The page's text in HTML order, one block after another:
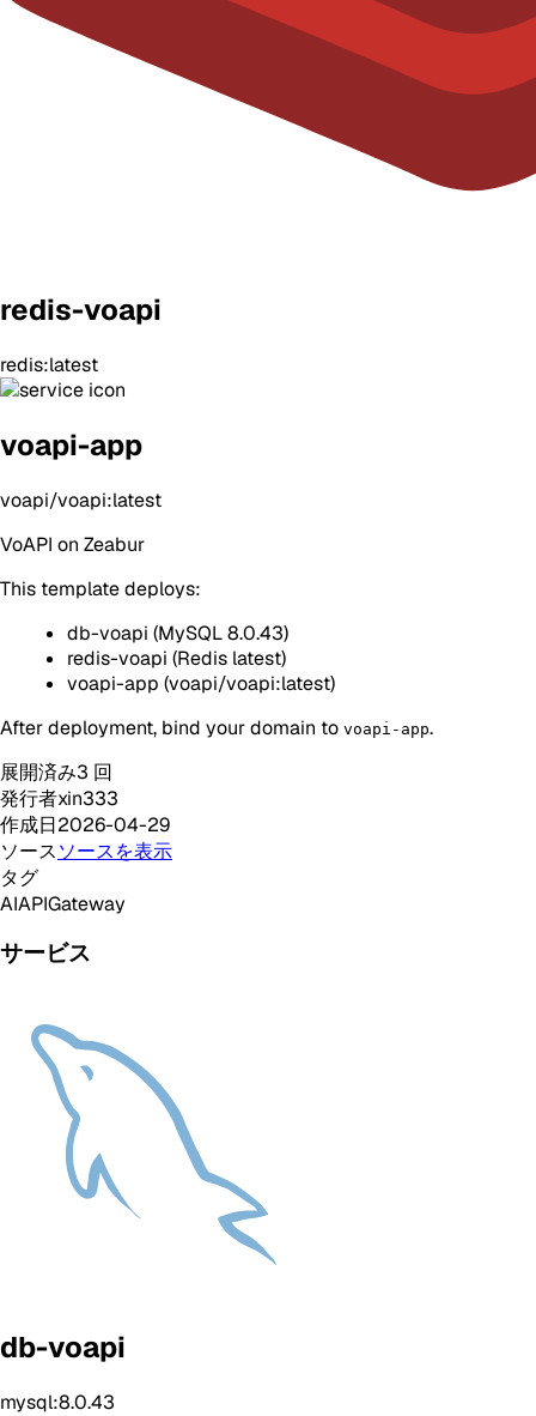
redis-voapi
redis:latest
voapi-app
voapi/voapi:latest
VoAPI on Zeabur
This template deploys:
db-voapi (MySQL 8.0.43)
redis-voapi (Redis latest)
voapi-app (voapi/voapi:latest)
After deployment, bind your domain to voapi-app.
展開済み3 回
発行者xin333
作成日2026-04-29
ソースソースを表示
タグ
AIAPIGateway
サービス
db-voapi
mysql:8.0.43